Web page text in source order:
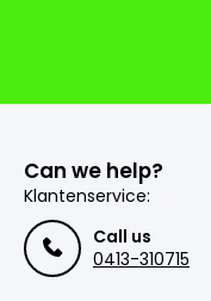
Can we help?
Klantenservice:
Call us
0413-310715